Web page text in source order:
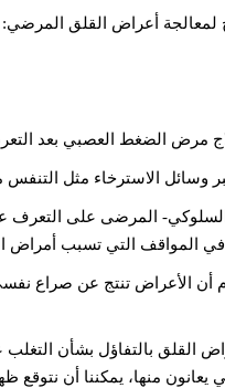
لمعالجة أعراض القلق المرضي:
وسائل الاسترخاء مثل
السلوكي- المرضى على
المواقف التي تسبب أمراض
أن الأعراض تنتج عن صراع
القلق بالتفاؤل بشأن التغلب
يعانون منها، يمكننا أن